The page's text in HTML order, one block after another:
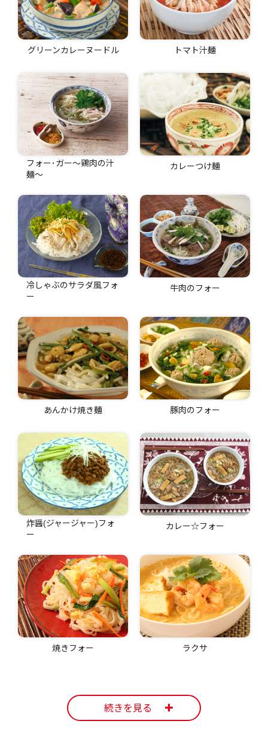
グリーンカレーヌードル トマト汁麺
フォー･ガー〜鶏肉の汁
麺〜
カレーつけ麺
冷しゃぶのサラダ風フォ
ー
牛肉のフォー
あんかけ焼き麺 豚肉のフォー
炸醤(ジャージャー)フォ
ー
カレー☆フォー
焼きフォー ラクサ
続きを見る